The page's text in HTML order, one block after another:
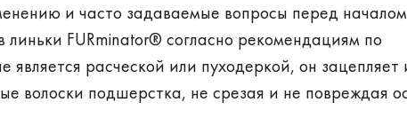
и часто задаваемые вопросы перед началом
FURminator® согласно рекомендациям по
расческой или пуходеркой, он зацепляет
волоски подшерстка, не срезая и не повреждая